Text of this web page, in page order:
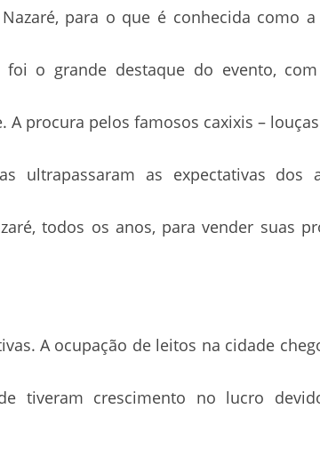
para o que é conhecida como
o grande destaque do evento,
procura pelos famosos caxixis –
as expectativas dos
todos os anos, para vender suas
A ocupação de leitos na cidade
tiveram crescimento no lucro